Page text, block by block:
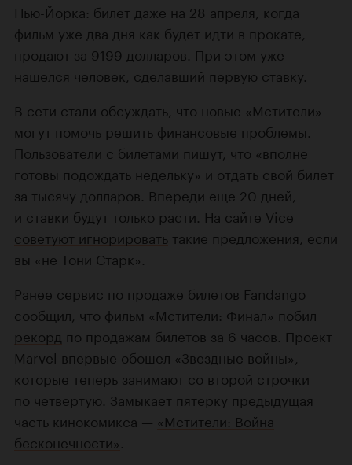
Нью-Йорка: билет даже на 28 апреля, когда
фильм уже два дня как будет идти в прокате,
продают за 9199 долларов. При этом уже
нашелся человек, сделавший первую ставку.
В сети стали обсуждать, что новые «Мстители»
могут помочь решить финансовые проблемы.
Пользователи с билетами пишут, что «вполне
готовы подождать недельку» и отдать свой билет
за тысячу долларов. Впереди еще 20 дней,
и ставки будут только расти. На сайте Vice
советуют игнорировать такие предложения, если
вы «не Тони Старк».
Ранее сервис по продаже билетов Fandango
сообщил, что фильм «Мстители: Финал» побил
рекорд по продажам билетов за 6 часов. Проект
Marvel впервые обошел «Звездные войны»,
которые теперь занимают со второй строчки
по четвертую. Замыкает пятерку предыдущая
часть кинокомикса — «Мстители: Война
бесконечности»